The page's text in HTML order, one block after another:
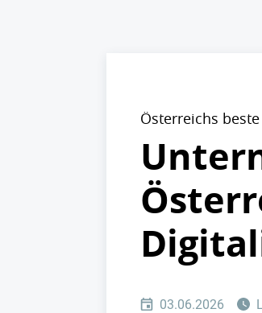
Österreichs
03.06.2026